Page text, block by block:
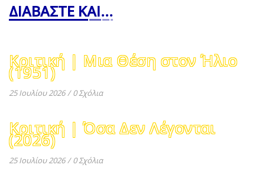
ΔΙΑΒΑΣΤΕ ΚΑΙ...
Κριτική | Μια Θέση στον Ήλιο
(1951)
25 Ιουλίου 2026 / 0 Σχόλια
Κριτική | Όσα Δεν Λέγονται
(2026)
25 Ιουλίου 2026 / 0 Σχόλια